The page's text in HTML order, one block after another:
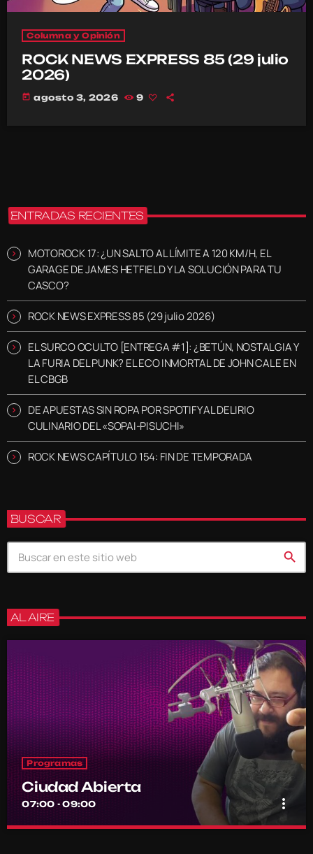
Columna y Opinión
ROCK NEWS EXPRESS 85 (29 julio
2026)
today agosto 3, 2026 9
ENTRADAS RECIENTES
MOTOROCK 17: ¿UN SALTO AL LÍMITE A 120 KM/H, EL
GARAGE DE JAMES HETFIELD Y LA SOLUCIÓN PARA TU
CASCO?
ROCK NEWS EXPRESS 85 (29 julio 2026)
EL SURCO OCULTO [ENTREGA #1]: ¿BETÚN, NOSTALGIA Y
LA FURIA DEL PUNK? EL ECO INMORTAL DE JOHN CALE EN
EL CBGB
DE APUESTAS SIN ROPA POR SPOTIFY AL DELIRIO
CULINARIO DEL «SOPAI-PISUCHI»
ROCK NEWS CAPÍTULO 154: FIN DE TEMPORADA
BUSCAR
search
AL AIRE
Programas
Ciudad Abierta
07:00 - 09:00 more_vert